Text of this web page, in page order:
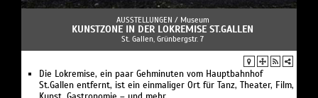
AUSSTELLUNGEN / Museum
KUNSTZONE IN DER LOKREMISE ST.GALLEN
St. Gallen, Grünbergstr. 7
Die Lokremise, ein paar Gehminuten vom Hauptbahnhof
St.Gallen entfernt, ist ein einmaliger Ort für Tanz, Theater, Film,